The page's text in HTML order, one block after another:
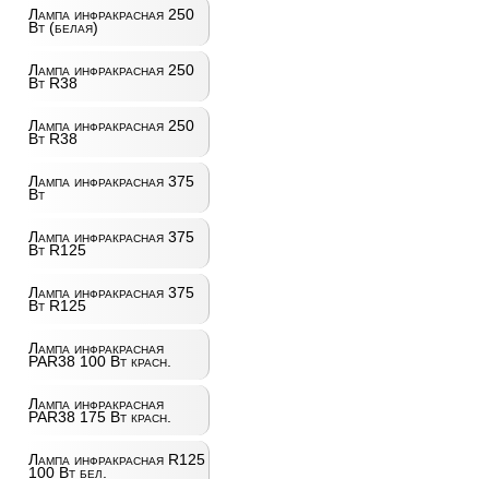
Лампа инфракрасная 250
Вт (белая)
Лампа инфракрасная 250
Вт R38
Лампа инфракрасная 250
Вт R38
Лампа инфракрасная 375
Вт
Лампа инфракрасная 375
Вт R125
Лампа инфракрасная 375
Вт R125
Лампа инфракрасная
PAR38 100 Вт красн.
Лампа инфракрасная
PAR38 175 Вт красн.
Лампа инфракрасная R125
100 Вт бел.